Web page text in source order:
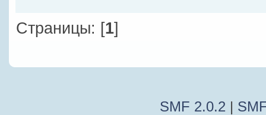
Страницы: [1]
SMF 2.0.2 |